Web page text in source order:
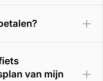
van mijn